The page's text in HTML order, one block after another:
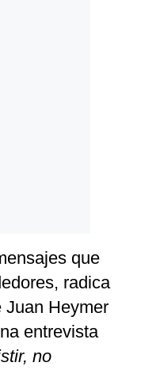
que
radica
Juan Heymer
entrevista
no